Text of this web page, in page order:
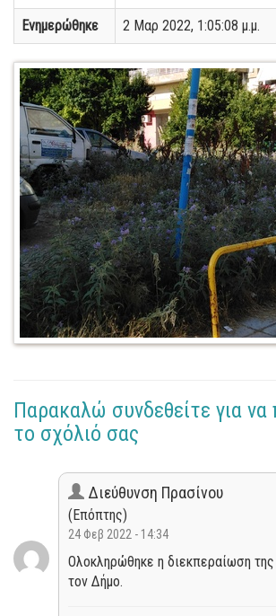
Ενημερώθηκε 2 Μαρ 2022, 1:05:08 μ.μ.
Παρακαλώ συνδεθείτε για να
το σχόλιό σας
Διεύθυνση Πρασίνου
(Επόπτης)
24 Φεβ 2022 - 14:34
Ολοκληρώθηκε η διεκπεραίωση
τον Δήμο.